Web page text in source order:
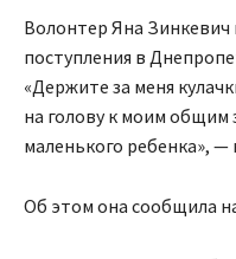
Волонтер Яна Зинкевич
поступления в
«Держите за меня
на голову к моим общим
маленького ребенка», —
Об этом она сообщила